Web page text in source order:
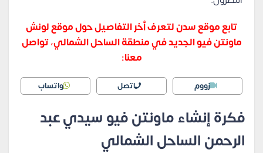
تابع موقع سدن لتعرف أخر التفاصيل حول موقع لونش
ماونتن فيو الجديد في منطقة الساحل الشمالي، تواصل
معنا:
زووم اتصل واتساب
فكرة إنشاء ماونتن فيو سيدي عبد
الرحمن الساحل الشمالي